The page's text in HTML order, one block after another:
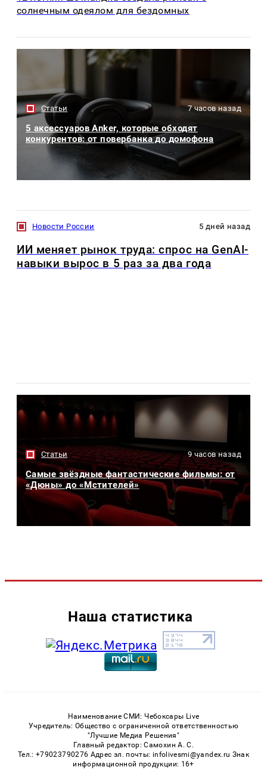
солнечным одеялом для бездомных
Статьи 7 часов назад
5 аксессуаров Anker, которые обходят
конкурентов: от повербанка до домофона
Новости России 5 дней назад
ИИ меняет рынок труда: спрос на GenAI-
навыки вырос в 5 раз за два года
Статьи 9 часов назад
Самые звёздные фантастические фильмы: от
«Дюны» до «Мстителей»
Наша статистика
Наименование СМИ: Чебоксары Live
Учредитель: Общество с ограниченной ответственностью
"Лучшие Медиа Решения"
Главный редактор: Самохин А. С.
Тел.: +79023790276 Адрес эл. почты: infolivesmi@yandex.ru Знак
информационной продукции: 16+